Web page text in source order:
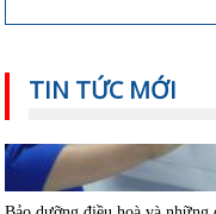
TIN TỨC MỚI
Bảo dưỡng điều hoà và những
cần lưu ý